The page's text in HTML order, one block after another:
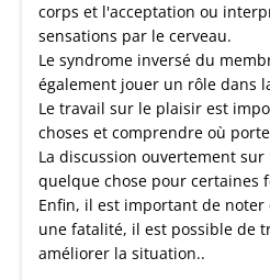
corps et l'acceptation ou
sensations par le cerveau.
Le syndrome inversé du
également jouer un rôle dans
Le travail sur le plaisir est
choses et comprendre où
La discussion ouvertement
quelque chose pour certaines
Enfin, il est important de
une fatalité, il est possible de
améliorer la situation..